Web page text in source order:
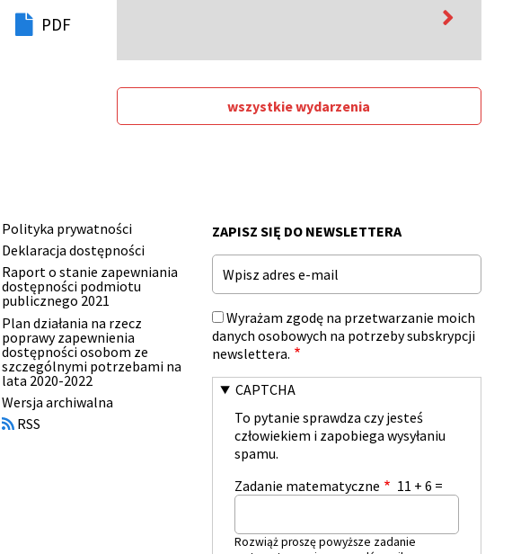
PDF
więcej
wszystkie wydarzenia
Menu
stopki
Polityka prywatności
Deklaracja dostępności
Raport o stanie zapewniania
dostępności podmiotu
publicznego 2021
Plan działania na rzecz
poprawy zapewnienia
dostępności osobom ze
szczególnymi potrzebami na
lata 2020-2022
Otworzy
się
w
Wersja archiwalna
RSS
ZAPISZ SIĘ DO NEWSLETTERA
Email
Wyrażam zgodę na przetwarzanie moich
danych osobowych na potrzeby subskrypcji
newslettera.
CAPTCHA
To pytanie sprawdza czy jesteś
człowiekiem i zapobiega wysyłaniu
spamu.
Zadanie matematyczne
11 + 6 =
Rozwiąż proszę powyższe zadanie